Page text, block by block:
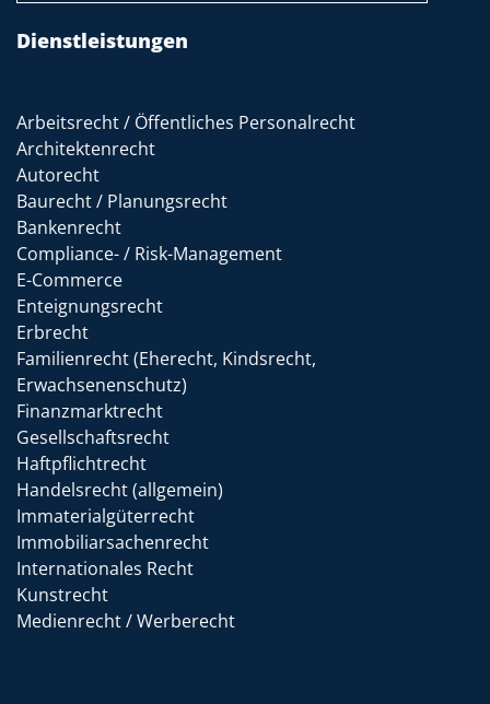
Dienstleistungen
Arbeitsrecht / Öffentliches Personalrecht
Architektenrecht
Autorecht
Baurecht / Planungsrecht
Bankenrecht
Compliance- / Risk-Management
E-Commerce
Enteignungsrecht
Erbrecht
Familienrecht (Eherecht, Kindsrecht,
Erwachsenenschutz)
Finanzmarktrecht
Gesellschaftsrecht
Haftpflichtrecht
Handelsrecht (allgemein)
Immaterialgüterrecht
Immobiliarsachenrecht
Internationales Recht
Kunstrecht
Medienrecht / Werberecht